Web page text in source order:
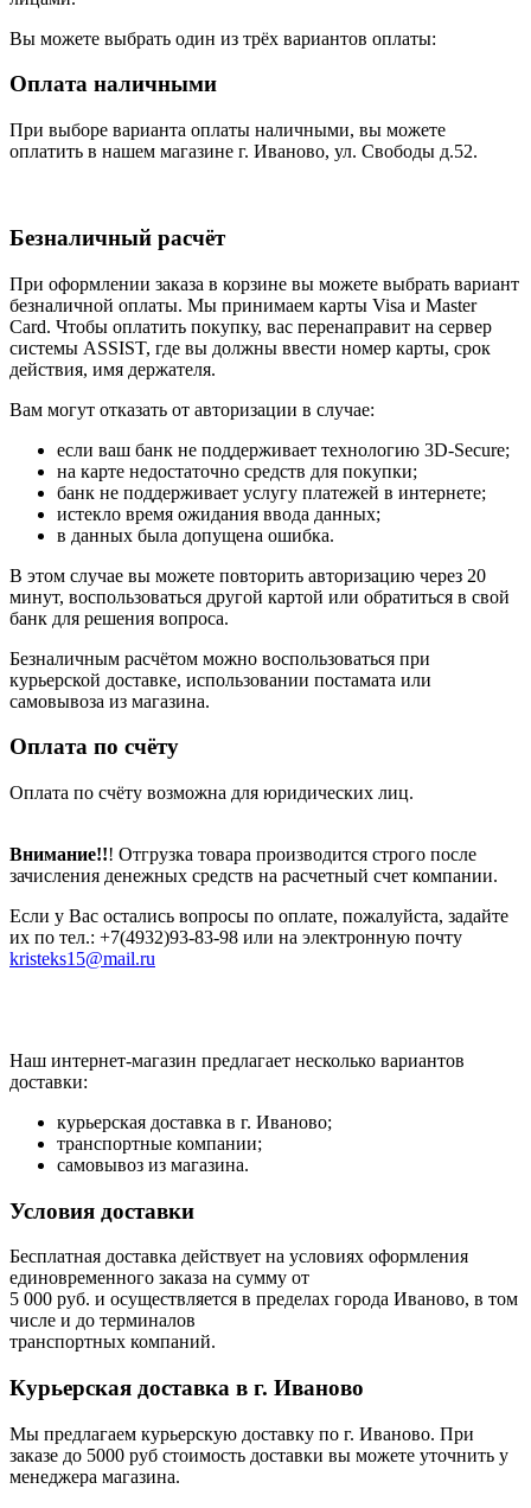
Вы можете выбрать один из трёх вариантов оплаты:
Оплата наличными
При выборе варианта оплаты наличными, вы можете
оплатить в нашем магазине г. Иваново, ул. Свободы д.52.
Безналичный расчёт
При оформлении заказа в корзине вы можете выбрать вариант
безналичной оплаты. Мы принимаем карты Visa и Master
Card. Чтобы оплатить покупку, вас перенаправит на сервер
системы ASSIST, где вы должны ввести номер карты, срок
действия, имя держателя.
Вам могут отказать от авторизации в случае:
если ваш банк не поддерживает технологию 3D-Secure;
на карте недостаточно средств для покупки;
банк не поддерживает услугу платежей в интернете;
истекло время ожидания ввода данных;
в данных была допущена ошибка.
В этом случае вы можете повторить авторизацию через 20
минут, воспользоваться другой картой или обратиться в свой
банк для решения вопроса.
Безналичным расчётом можно воспользоваться при
курьерской доставке, использовании постамата или
самовывоза из магазина.
Оплата по счёту
Оплата по счёту возможна для юридических лиц.
Внимание!!! Отгрузка товара производится строго после
зачисления денежных средств на расчетный счет компании.
Если у Вас остались вопросы по оплате, пожалуйста, задайте
их по тел.: +7(4932)93-83-98 или на электронную почту
kristeks15@mail.ru
Наш интернет-магазин предлагает несколько вариантов
доставки:
курьерская доставка в г. Иваново;
транспортные компании;
самовывоз из магазина.
Условия доставки
Бесплатная доставка действует на условиях оформления
единовременного заказа на сумму от
5 000 руб. и осуществляется в пределах города Иваново, в том
числе и до терминалов
транспортных компаний.
Курьерская доставка в г. Иваново
Мы предлагаем курьерскую доставку по г. Иваново. При
заказе до 5000 руб стоимость доставки вы можете уточнить у
менеджера магазина.